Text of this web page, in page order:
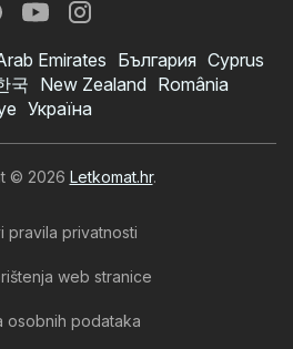
Emirates България Cyprus
국 New Zealand România
Україна
© 2026 Letkomat.hr.
pravila privatnosti
web stranice
osobnih podataka